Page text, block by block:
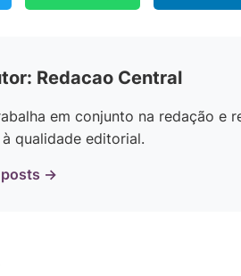
Redacao Central
em conjunto na redação e
qualidade editorial.
posts →